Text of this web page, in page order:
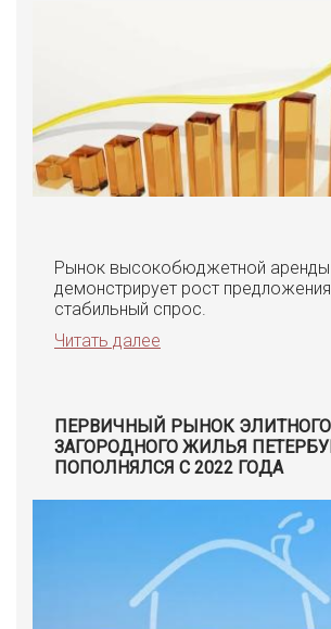
Рынок высокобюджетной аренды
демонстрирует рост
стабильный спрос.
Читать далее
ПЕРВИЧНЫЙ РЫНОК ЭЛИТНОГО
ЗАГОРОДНОГО ЖИЛЬЯ
ПОПОЛНЯЛСЯ С 2022 ГОДА